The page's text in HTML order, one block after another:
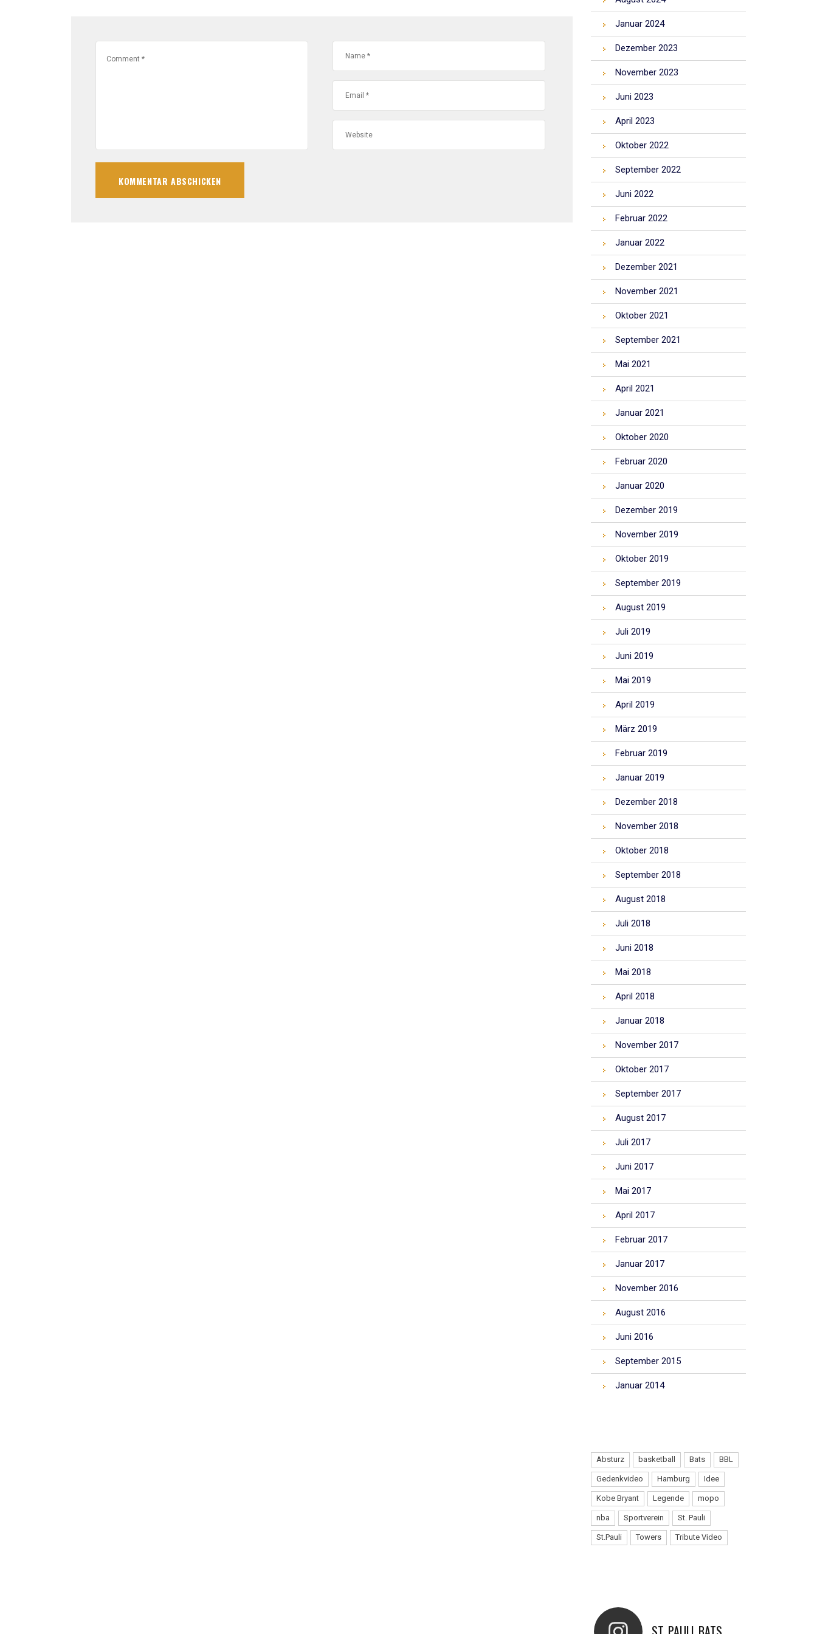
Januar 2024
Dezember 2023
November 2023
Juni 2023
April 2023
Oktober 2022
September 2022
Juni 2022
Februar 2022
Januar 2022
Dezember 2021
November 2021
Oktober 2021
September 2021
Mai 2021
April 2021
Januar 2021
Oktober 2020
Februar 2020
Januar 2020
Dezember 2019
November 2019
Oktober 2019
September 2019
August 2019
Juli 2019
Juni 2019
Mai 2019
April 2019
März 2019
Februar 2019
Januar 2019
Dezember 2018
November 2018
Oktober 2018
September 2018
August 2018
Juli 2018
Juni 2018
Mai 2018
April 2018
Januar 2018
November 2017
Oktober 2017
September 2017
August 2017
Juli 2017
Juni 2017
Mai 2017
April 2017
Februar 2017
Januar 2017
November 2016
August 2016
Juni 2016
September 2015
Januar 2014
Absturz basketball Bats BBL
Gedenkvideo Hamburg Idee
Kobe Bryant Legende mopo
nba Sportverein St. Pauli
St.Pauli Towers Tribute Video